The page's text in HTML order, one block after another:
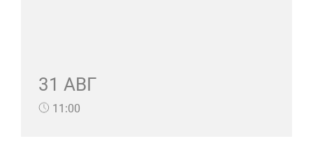
31 АВГ
11:00